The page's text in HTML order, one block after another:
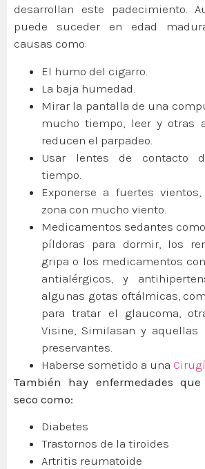
desarrollan este padecimiento.
puede suceder en edad
causas como:
El humo del cigarro.
La baja humedad.
Mirar la pantalla de una
mucho tiempo, leer y otras
reducen el parpadeo.
Usar lentes de contacto
tiempo.
Exponerse a fuertes
zona con mucho viento.
Medicamentos sedantes
píldoras para dormir, los
gripa o los medicamentos
antialérgicos, y
algunas gotas oftálmicas,
para tratar el glaucoma,
Visine, Similasan y
preservantes.
Haberse sometido a una
También hay enfermedades
seco como:
Diabetes
Trastornos de la tiroides
Artritis reumatoide